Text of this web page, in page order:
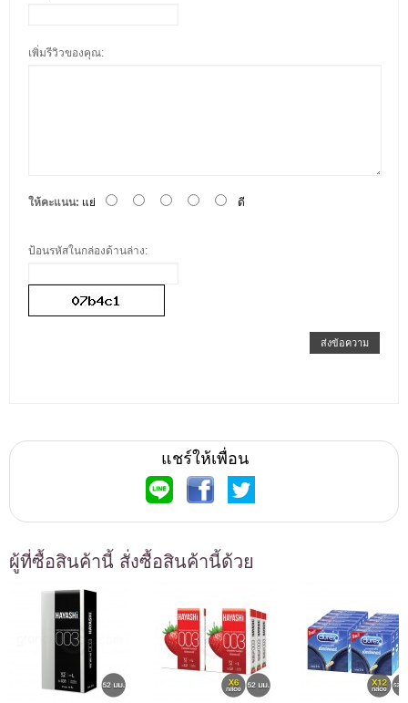
เพิ่มรีวิวของคุณ:
ให้คะแนน: แย่ ดี
ป้อนรหัสในกล่องด้านล่าง:
ส่งข้อความ
แชร์ให้เพื่อน
ผู้ที่ซื้อสินค้านี้ สั่งซื้อสินค้านี้ด้วย